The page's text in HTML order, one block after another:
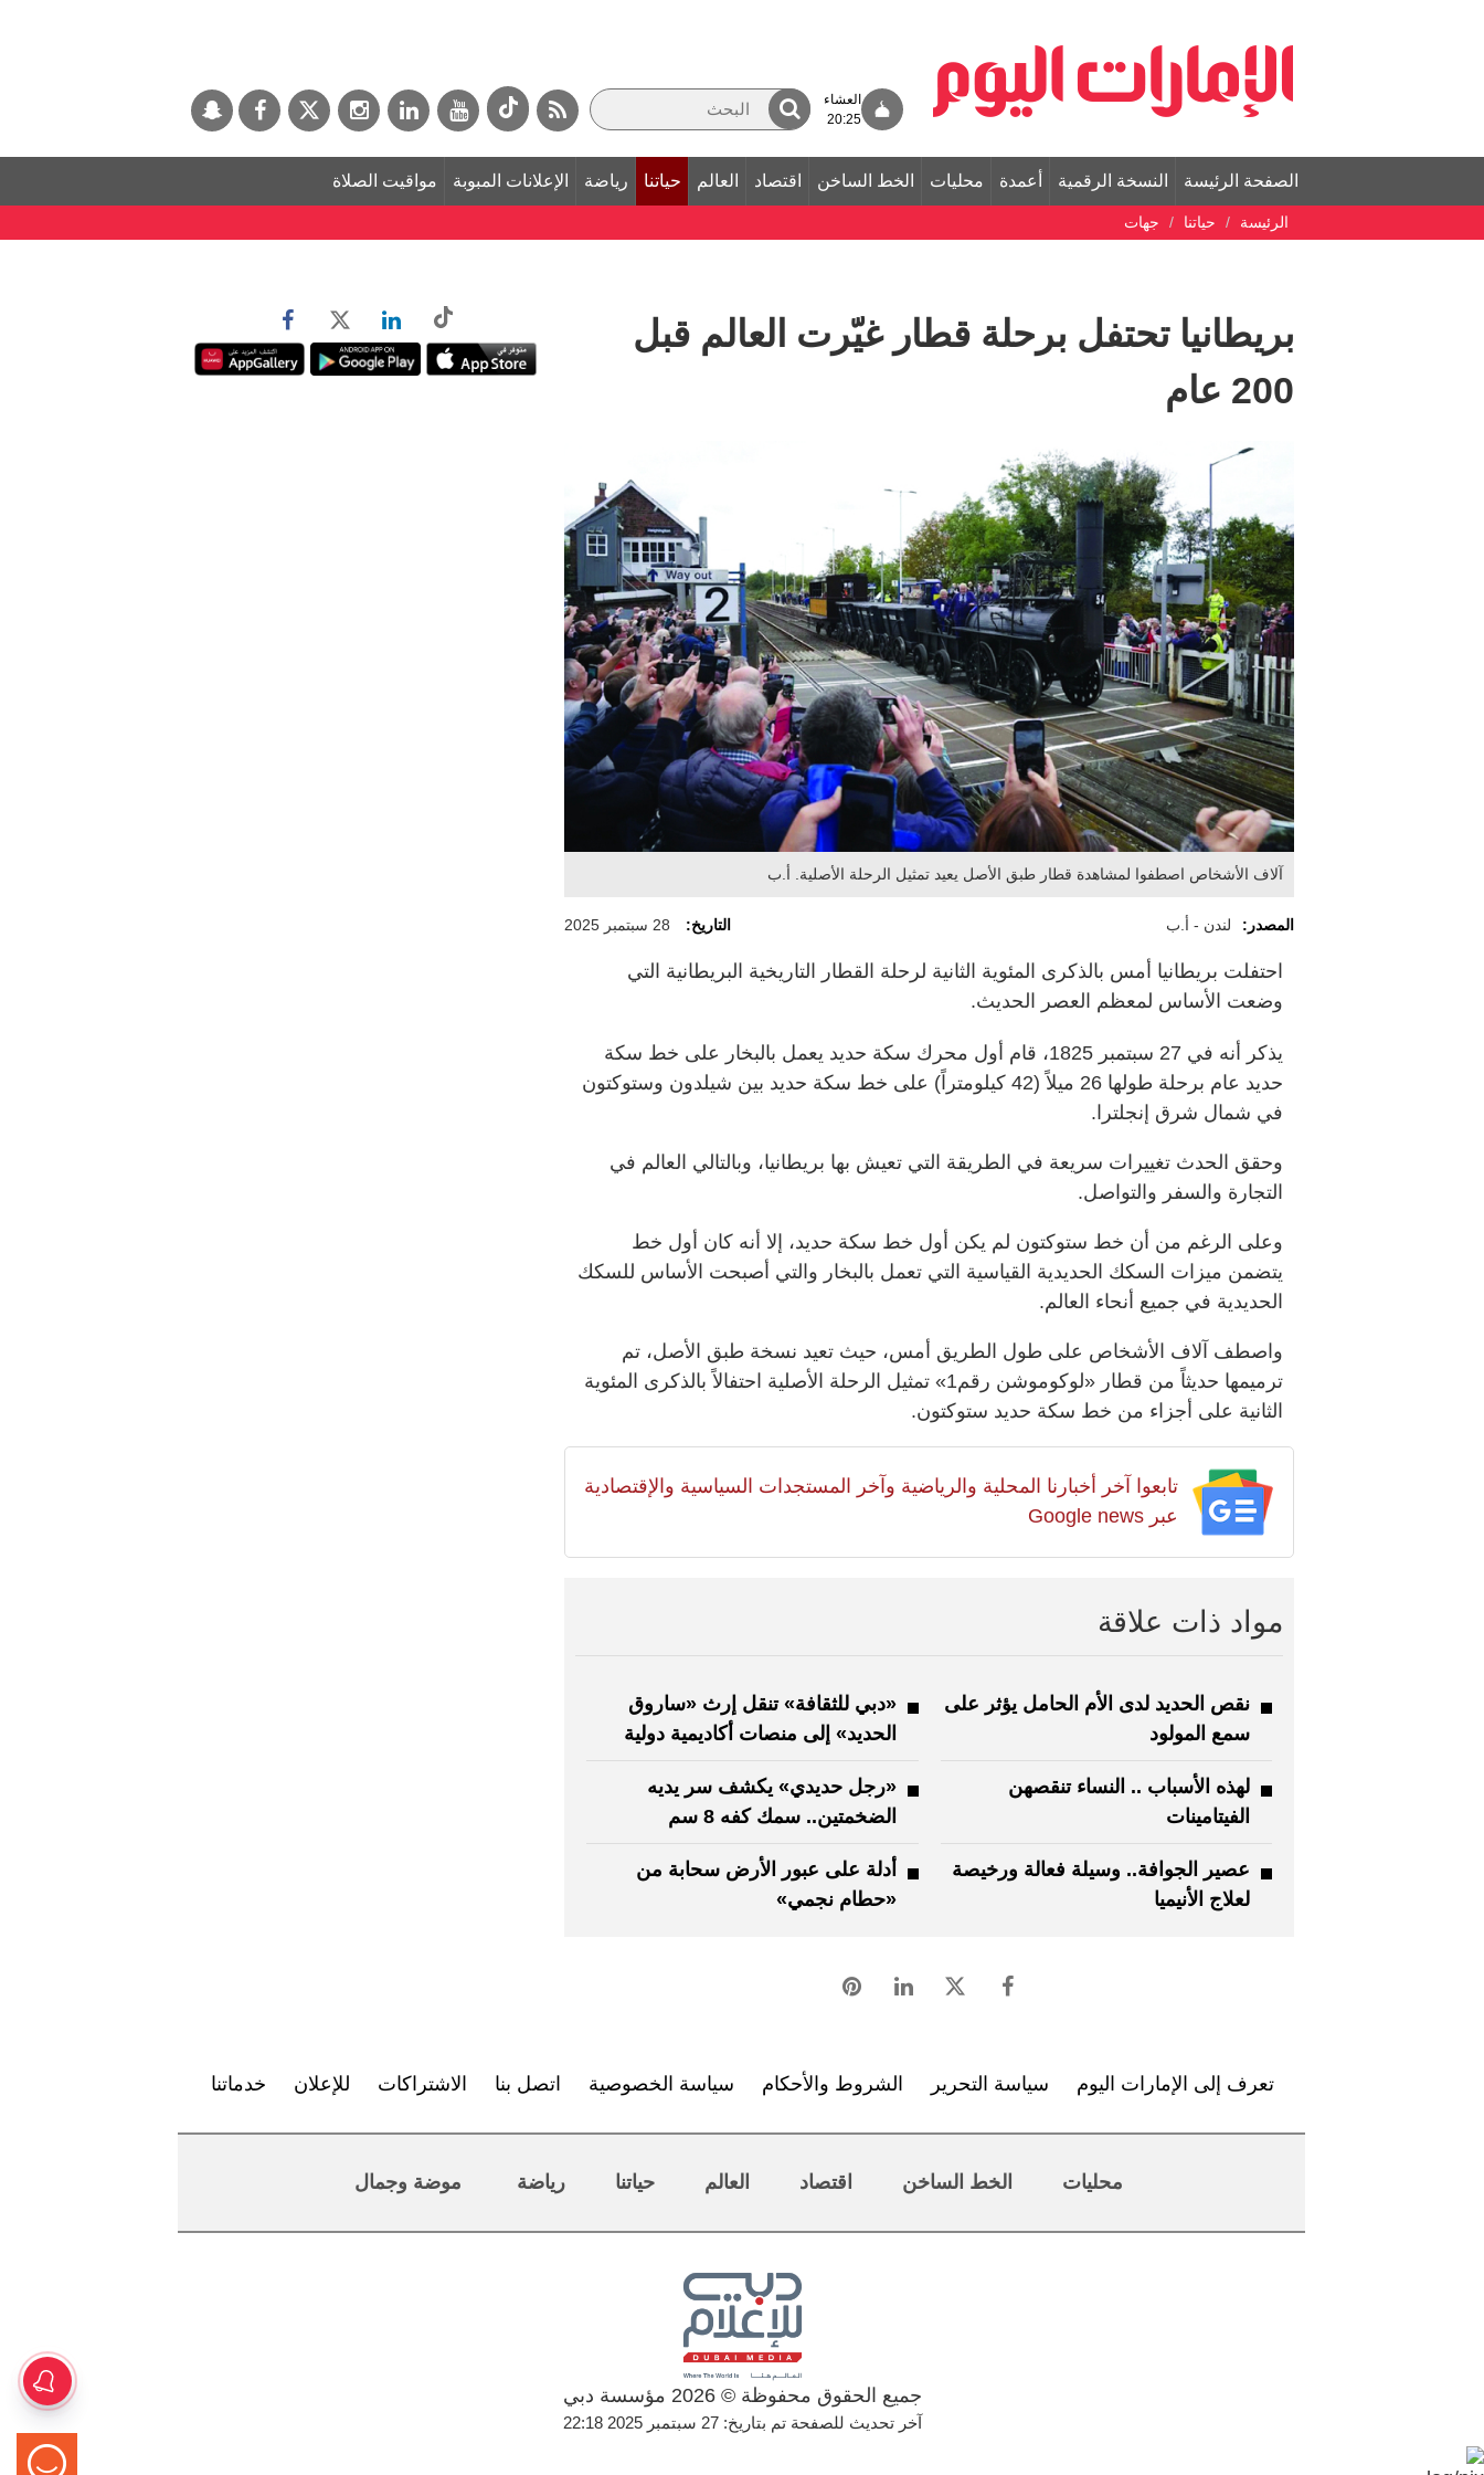
العشاء
20:25
الصفحة الرئيسة النسخة الرقمية أعمدة محليات الخط الساخن اقتصاد العالم حياتنا رياضة الإعلانات المبوبة مواقيت الصلاة
الرئيسة حياتنا جهات
بريطانيا تحتفل برحلة قطار غيّرت العالم قبل
200 عام
آلاف الأشخاص اصطفوا لمشاهدة قطار طبق الأصل يعيد تمثيل الرحلة الأصلية. أ.ب
المصدر: لندن - أ.ب التاريخ: 28 سبتمبر 2025
احتفلت بريطانيا أمس بالذكرى المئوية الثانية لرحلة القطار التاريخية البريطانية التي
وضعت الأساس لمعظم العصر الحديث.
يذكر أنه في 27 سبتمبر 1825، قام أول محرك سكة حديد يعمل بالبخار على خط سكة
حديد عام برحلة طولها 26 ميلاً (42 كيلومتراً) على خط سكة حديد بين شيلدون وستوكتون
في شمال شرق إنجلترا.
وحقق الحدث تغييرات سريعة في الطريقة التي تعيش بها بريطانيا، وبالتالي العالم في
التجارة والسفر والتواصل.
وعلى الرغم من أن خط ستوكتون لم يكن أول خط سكة حديد، إلا أنه كان أول خط
يتضمن ميزات السكك الحديدية القياسية التي تعمل بالبخار والتي أصبحت الأساس للسكك
الحديدية في جميع أنحاء العالم.
واصطف آلاف الأشخاص على طول الطريق أمس، حيث تعيد نسخة طبق الأصل، تم
ترميمها حديثاً من قطار «لوكوموشن رقم1» تمثيل الرحلة الأصلية احتفالاً بالذكرى المئوية
الثانية على أجزاء من خط سكة حديد ستوكتون.
تابعوا آخر أخبارنا المحلية والرياضية وآخر المستجدات السياسية والإقتصادية
عبر Google news
مواد ذات علاقة
نقص الحديد لدى الأم الحامل يؤثر على
سمع المولود
«دبي للثقافة» تنقل إرث «ساروق
الحديد» إلى منصات أكاديمية دولية
لهذه الأسباب .. النساء تنقصهن
الفيتامينات
«رجل حديدي» يكشف سر يديه
الضخمتين.. سمك كفه 8 سم
عصير الجوافة.. وسيلة فعالة ورخيصة
لعلاج الأنيميا
أدلة على عبور الأرض سحابة من
«حطام نجمي»
تعرف إلى الإمارات اليوم سياسة التحرير الشروط والأحكام سياسة الخصوصية اتصل بنا الاشتراكات للإعلان خدماتنا
محليات الخط الساخن اقتصاد العالم حياتنا رياضة موضة وجمال
جميع الحقوق محفوظة © 2026 مؤسسة دبي
آخر تحديث للصفحة تم بتاريخ: 27 سبتمبر 2025 22:18